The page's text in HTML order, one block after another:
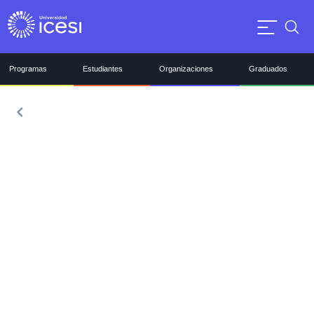
Programas Estudiantes Organizaciones Graduados